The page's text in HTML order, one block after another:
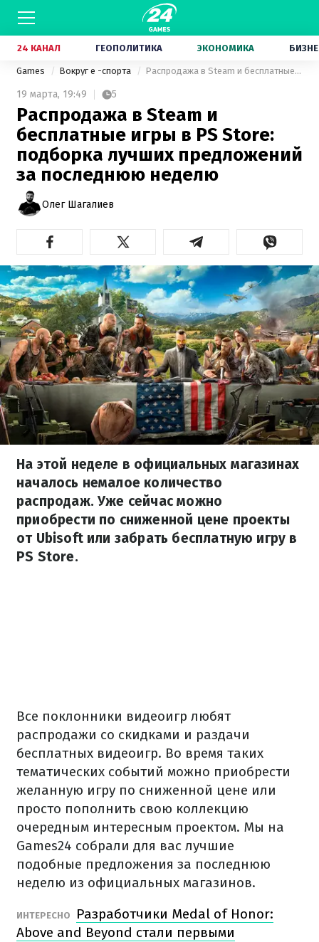
24 КАНАЛ ГЕОПОЛИТИКА ЭКОНОМИКА
Games Вокруг е -спорта Распродажа в Steam и бесплатные игры в PS Store: подборка лучших предложений за последнюю неделю
19 марта, 19:49 5
Распродажа в Steam и
бесплатные игры в PS Store:
подборка лучших предложений
за последнюю неделю
Олег Шагалиев
На этой неделе в официальных магазинах
началось немалое количество
распродаж. Уже сейчас можно
приобрести по сниженной цене проекты
от Ubisoft или забрать бесплатную игру в
PS Store.
Все поклонники видеоигр любят
распродажи со скидками и раздачи
бесплатных видеоигр. Во время таких
тематических событий можно приобрести
желанную игру по сниженной цене или
просто пополнить свою коллекцию
очередным интересным проектом. Мы на
Games24 собрали для вас лучшие
подобные предложения за последнюю
неделю из официальных магазинов.
ИНТЕРЕСНО
Разработчики Medal of Honor:
Above and Beyond стали первыми